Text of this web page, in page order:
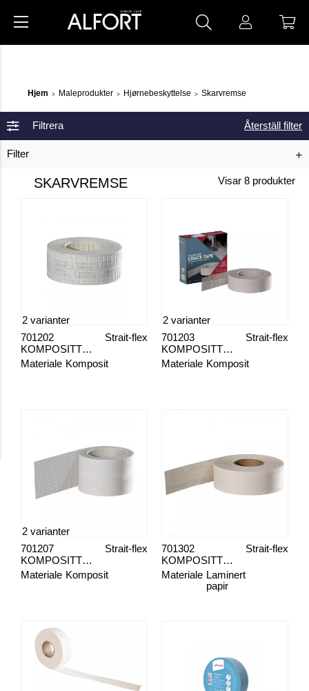
Hjem > Maleprodukter > Hjørnebeskyttelse > Skarvremse
Filtrera
Filter
Återställ filter
SKARVREMSE Visar 8 produkter
KOMPOSITTREMSE ARCH-FLEX
Strait-flex
701202
2 varianter
Materiale Komposit
KOMPOSITTREMSE CRACK-TAPE
Strait-flex
701203
2 varianter
Materiale Komposit
KOMPOSITTREMSE -PATCH
Strait-flex
701207
2 varianter
Materiale Komposit
KOMPOSITTREMSE BUTT-TAPE
Strait-flex
701302
Materiale Laminert
papir